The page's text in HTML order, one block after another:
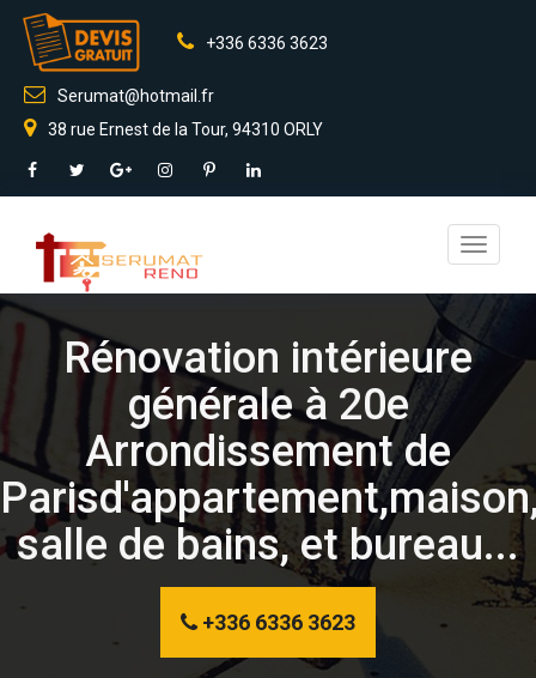
+336 6336 3623
Serumat@hotmail.fr
38 rue Ernest de la Tour, 94310 ORLY
Toggle
Rénovation intérieure
générale à 20e
Arrondissement de
salle de bains, et bureau...
+336 6336 3623